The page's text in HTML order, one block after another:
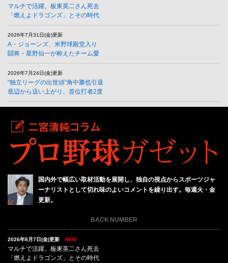
マルチで活躍。板東英二さん死去
「燃えよドラゴンズ」とその時代
2026年7月31日(金)更新
A・ジョーンズ、米野球殿堂入り
闘将・星野仙一が称えたチーム愛
2026年7月24日(金)更新
“独立リーグの出世頭”角中勝也引退
底辺から這い上がり、首位打者2度
国内外で幅広い取材活動を展開し、独自の視点からスポーツジャ
ーナリストとして切れ味のよいコメントを繰り出す。毎週火・金
更新。
BACK NUMBER
2026年8月7日(金)更新 NEW
マルチで活躍。板東英二さん死去
「燃えよドラゴンズ」とその時代